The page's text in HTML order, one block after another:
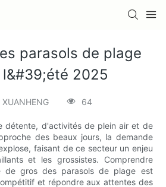
parasols de plage
2025
XUANHENG 64
détente, d'activités de plein air et de
des beaux jours, la demande
faisant de ce secteur un enjeu
et les grossistes. Comprendre
de gros des parasols de plage est
et répondre aux attentes des